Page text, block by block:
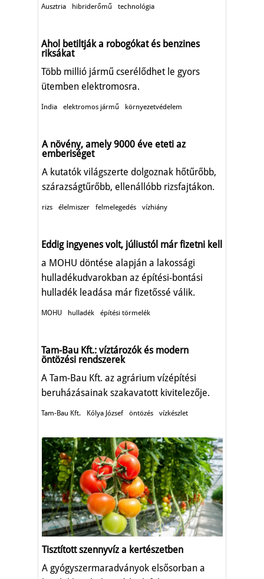
Ausztria hibriderőmű technológia
Ahol betiltják a robogókat és benzines
riksákat
Több millió jármű cserélődhet le gyors
ütemben elektromosra.
India elektromos jármű környezetvédelem
A növény, amely 9000 éve eteti az
emberiséget
A kutatók világszerte dolgoznak hőtűrőbb,
szárazságtűrőbb, ellenállóbb rizsfajtákon.
rizs élelmiszer felmelegedés vízhiány
Eddig ingyenes volt, júliustól már fizetni kell
a MOHU döntése alapján a lakossági
hulladékudvarokban az építési-bontási
hulladék leadása már fizetőssé válik.
MOHU hulladék építési törmelék
Tam-Bau Kft.: víztározók és modern
öntözési rendszerek
A Tam-Bau Kft. az agrárium vízépítési
beruházásainak szakavatott kivitelezője.
Tam-Bau Kft. Kólya József öntözés vízkészlet
Tisztított szennyvíz a kertészetben
A gyógyszermaradványok elsősorban a